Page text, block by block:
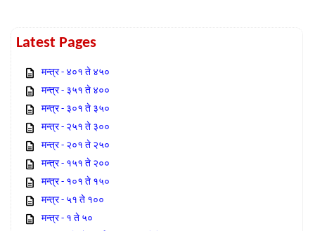
Latest Pages
मन्त्र - ४०१ ते ४५०
मन्त्र - ३५१ ते ४००
मन्त्र - ३०१ ते ३५०
मन्त्र - २५१ ते ३००
मन्त्र - २०१ ते २५०
मन्त्र - १५१ ते २००
मन्त्र - १०१ ते १५०
मन्त्र - ५१ ते १००
मन्त्र - १ ते ५०